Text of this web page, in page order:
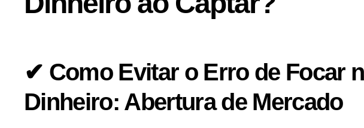
✔ Como Evitar o Erro de Focar
Dinheiro: Abertura de Mercado